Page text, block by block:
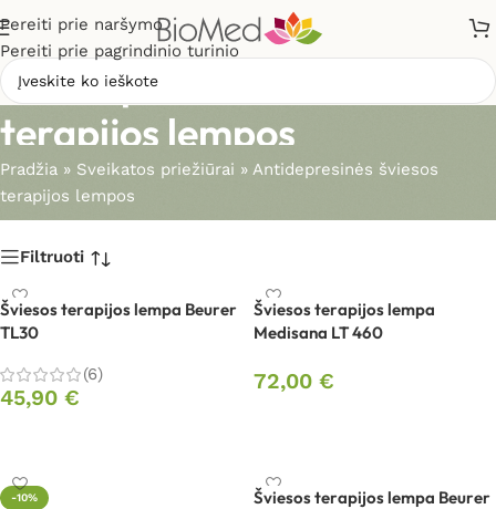
Pereiti prie naršymo
Pereiti prie pagrindinio turinio
Antidepresinės šviesos
terapijos lempos
Pradžia » Sveikatos priežiūrai » Antidepresinės šviesos
terapijos lempos
Filtruoti
Šviesos terapijos lempa Beurer
TL30
(6)
45,90 €
Šviesos terapijos lempa
Medisana LT 460
72,00 €
-10%
Šviesos terapijos lempa Beurer